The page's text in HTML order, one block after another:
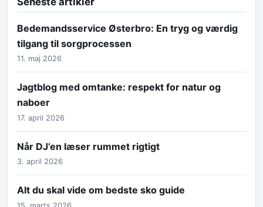
Bedemandsservice Østerbro: En tryg og værdig
tilgang til sorgprocessen
11. maj 2026
Jagtblog med omtanke: respekt for natur og
naboer
17. april 2026
Når DJ’en læser rummet rigtigt
3. april 2026
Alt du skal vide om bedste sko guide